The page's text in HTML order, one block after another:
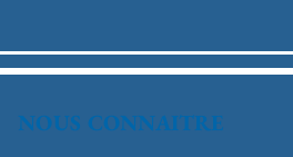
NOUS CONNAITRE